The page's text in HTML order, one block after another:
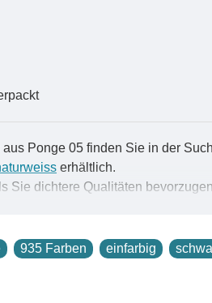
Ponge 05 finden Sie in der
erhältlich.
Sie dichtere Qualitäten
macht.
935 Farben einfarbig